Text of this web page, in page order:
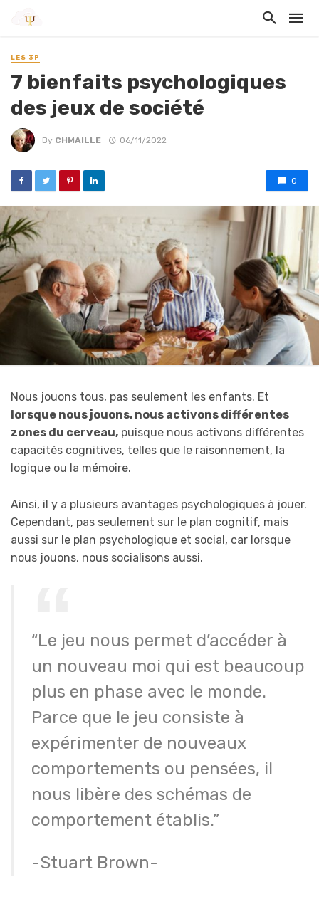
LES 3P
7 bienfaits psychologiques
des jeux de société
By CHMAILLE 06/11/2022
0
Nous jouons tous, pas seulement les enfants. Et
lorsque nous jouons, nous activons différentes
zones du cerveau, puisque nous activons différentes
capacités cognitives, telles que le raisonnement, la
logique ou la mémoire.
Ainsi, il y a plusieurs avantages psychologiques à jouer.
Cependant, pas seulement sur le plan cognitif, mais
aussi sur le plan psychologique et social, car lorsque
nous jouons, nous socialisons aussi.
“Le jeu nous permet d’accéder à
un nouveau moi qui est beaucoup
plus en phase avec le monde.
Parce que le jeu consiste à
expérimenter de nouveaux
comportements ou pensées, il
nous libère des schémas de
comportement établis.”
-Stuart Brown-